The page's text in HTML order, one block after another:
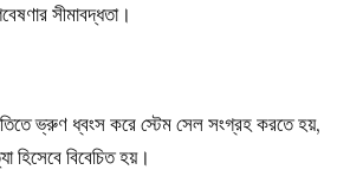
সীমাবদ্ধতা।
ভ্রুণ ধ্বংস করে স্টেম সেল সংগ্রহ করতে হয়,
হিসেবে বিবেচিত হয়।